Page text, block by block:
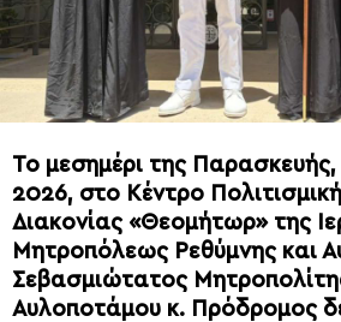
Το μεσημέρι της Παρασκευής,
2026, στο Κέντρο
Διακονίας «Θεομήτωρ» της
Μητροπόλεως Ρεθύμνης και
Σεβασμιώτατος
Αυλοποτάμου κ. Πρόδρομος